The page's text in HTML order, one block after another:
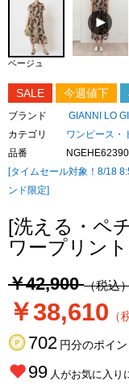
ベージュ
SALE 今週値下
ブランド
GIANNI LO
カテゴリ
ワンピース・
品番
NGEHE62390
[タイムセール対象！8/18
ンド限定]
[洗える・ペ
ワープリン
￥42,900（税込
￥38,610 （
702 円分のポイ
99 人がお気に入り